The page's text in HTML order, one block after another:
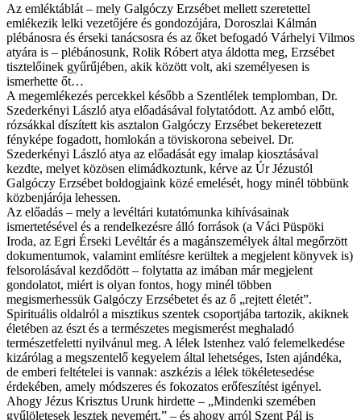
Az emléktáblát – mely Galgóczy Erzsébet mellett szeretettel
emlékezik lelki vezetőjére és gondozójára, Doroszlai Kálmán
plébánosra és érseki tanácsosra és az őket befogadó Várhelyi Vilmos
atyára is – plébánosunk, Rolik Róbert atya áldotta meg, Erzsébet
tisztelőinek gyűrűjében, akik között volt, aki személyesen is
ismerhette őt…
A megemlékezés percekkel később a Szentlélek templomban, Dr.
Szederkényi László atya előadásával folytatódott. Az ambó előtt,
rózsákkal díszített kis asztalon Galgóczy Erzsébet bekeretezett
fényképe fogadott, homlokán a töviskorona sebeivel. Dr.
Szederkényi László atya az előadását egy imalap kiosztásával
kezdte, melyet közösen elimádkoztunk, kérve az Úr Jézustól
Galgóczy Erzsébet boldogjaink közé emelését, hogy minél többünk
közbenjárója lehessen.
Az előadás – mely a levéltári kutatómunka kihívásainak
ismertetésével és a rendelkezésre álló források (a Váci Püspöki
Iroda, az Egri Érseki Levéltár és a magánszemélyek által megőrzött
dokumentumok, valamint említésre kerültek a megjelent könyvek is)
felsorolásával kezdődött – folytatta az imában már megjelent
gondolatot, miért is olyan fontos, hogy minél többen
megismerhessük Galgóczy Erzsébetet és az ő „rejtett életét”.
Spirituális oldalról a misztikus szentek csoportjába tartozik, akiknek
életében az észt és a természetes megismerést meghaladó
természetfeletti nyilvánul meg. A lélek Istenhez való felemelkedése
kizárólag a megszentelő kegyelem által lehetséges, Isten ajándéka,
de emberi feltételei is vannak: aszkézis a lélek tökéletesedése
érdekében, amely módszeres és fokozatos erőfeszítést igényel.
Ahogy Jézus Krisztus Urunk hirdette – „Mindenki szemében
gyűlöletesek lesztek nevemért.” – és ahogy arról Szent Pál is